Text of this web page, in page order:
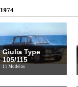
1974
Giulia Type
105/115
11 Modelos